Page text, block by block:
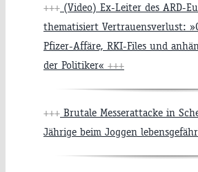
+++ (Video) Ex-Leiter des ARD-
thematisiert Vertrauensverlust:
Pfizer-Affäre, RKI-Files und
der Politiker« +++
+++ Brutale Messerattacke in
Jährige beim Joggen